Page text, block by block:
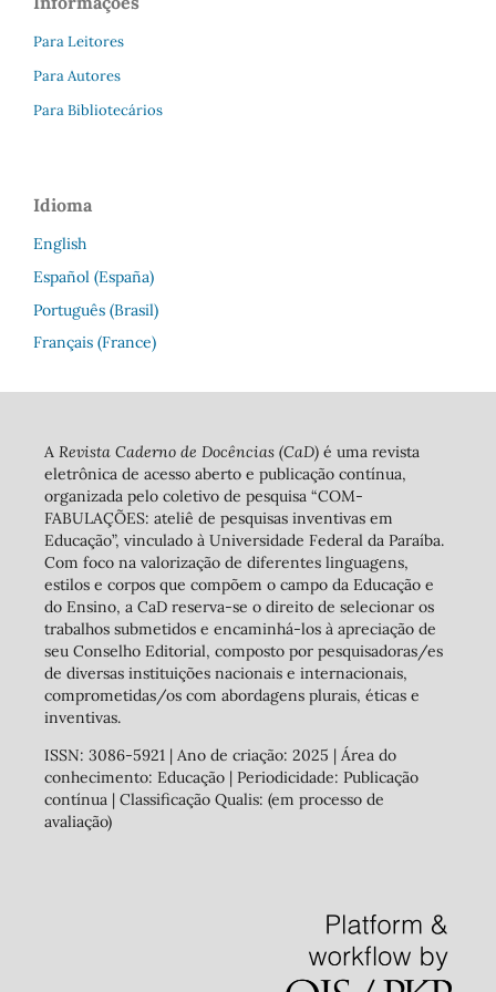
Para Leitores
Para Autores
Para Bibliotecários
Idioma
English
Español (España)
Português (Brasil)
Français (France)
A Revista Caderno de Docências (CaD)é uma revista
eletrônica de acesso aberto e publicação contínua,
organizada pelo coletivo de pesquisa “COM-
FABULAÇÕES: ateliê de pesquisas inventivas em
Educação”, vinculado à Universidade Federal da Paraíba.
Com foco na valorização de diferentes linguagens,
estilos e corpos que compõem o campo da Educação e
do Ensino, a CaD reserva-se o direito de selecionar os
trabalhos submetidos e encaminhá-los à apreciação de
seu Conselho Editorial, composto por pesquisadoras/es
de diversas instituições nacionais e internacionais,
comprometidas/os com abordagens plurais, éticas e
inventivas.
ISSN: 3086-5921 | Ano de criação: 2025 | Área do
conhecimento: Educação | Periodicidade: Publicação
contínua | Classificação Qualis: (em processo de
avaliação)